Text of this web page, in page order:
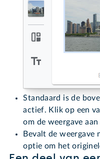
Standaard is de
actief. Klik op een
om de weergave aan
Bevalt de weergave
optie om het